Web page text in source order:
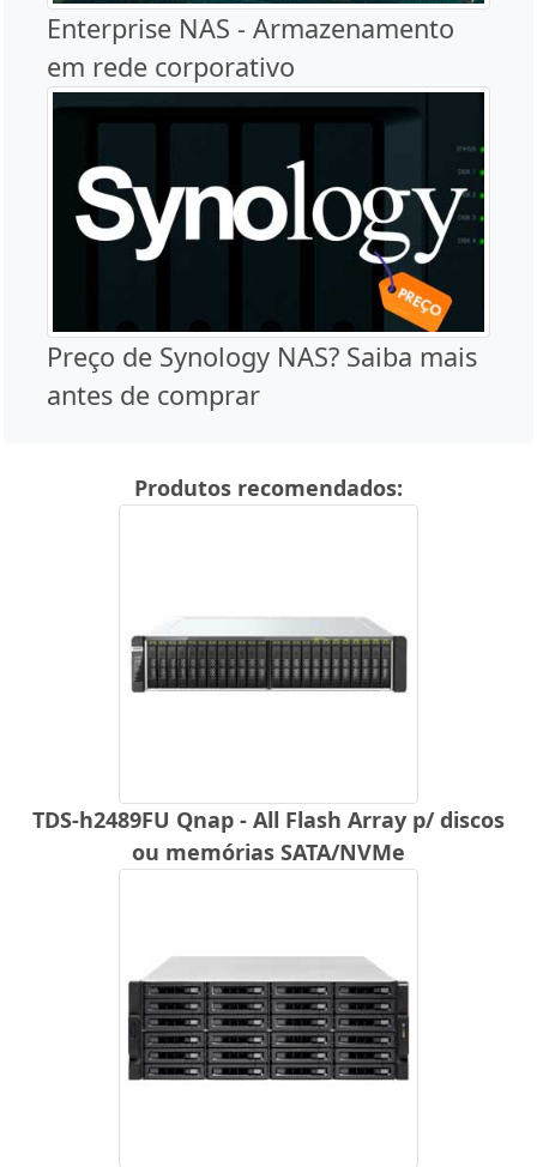
Enterprise NAS - Armazenamento
em rede corporativo
Preço de Synology NAS? Saiba mais
antes de comprar
Produtos recomendados:
TDS-h2489FU Qnap - All Flash Array p/ discos
ou memórias SATA/NVMe